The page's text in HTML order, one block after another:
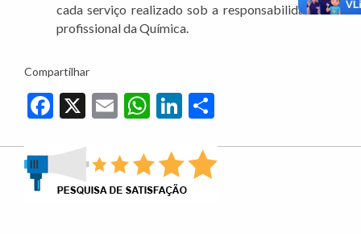
cada serviço realizado sob a responsabilidade do
profissional da Química.
Compartilhar
Facebook
X EmailWhatsApp
LinkedIn